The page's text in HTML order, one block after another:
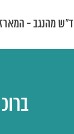
ד"ש מהנגב -